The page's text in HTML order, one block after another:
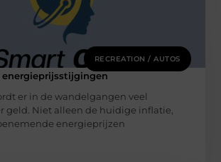
RECREATION / AUTOS
energieprijsstijgingen
er in de wandelgangen veel
geld. Niet alleen de huidige inflatie,
energieprijzen